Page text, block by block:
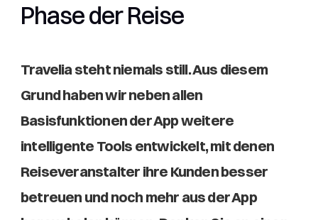
Phase der Reise
Travelia steht niemals still. Aus diesem
Grund haben wir neben allen
Basisfunktionen der App weitere
intelligente Tools entwickelt, mit denen
Reiseveranstalter ihre Kunden besser
betreuen und noch mehr aus der App